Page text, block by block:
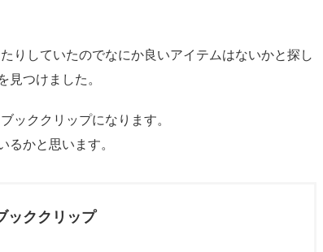
りしていたのでなにか良いアイテムはないかと探し
つけました。
ッククリップになります。
かと思います。
ッククリップ